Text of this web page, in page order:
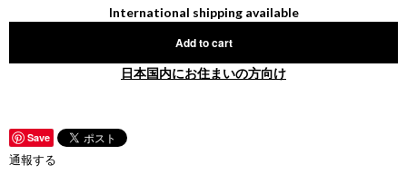
International shipping available
Add to cart
日本国内にお住まいの方向け
Save
通報する